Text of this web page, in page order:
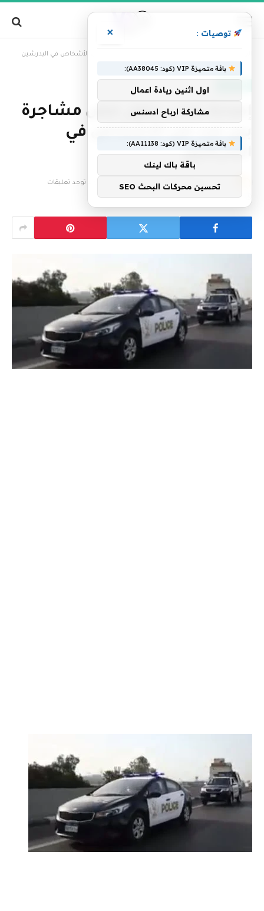
إصابة شاب حاول فض مشاجرة بين عدد من الأشخاص في البدرشين
إصابة شاب حاول فض مشاجرة
بين عدد من الأشخاص في
البدرشين
بواسطة فريق التحرير لا توجد تعليقات
1 دقائق
توصيات : ×
باقة متميزة VIP (كود: AA38045):
اول اثنين ريادة اعمال
مشاركة ارباح ادسنس
باقة متميزة VIP (كود: AA11138):
باقة باك لينك
تحسين محركات البحث SEO